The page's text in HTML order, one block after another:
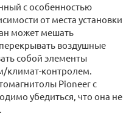
с особенностью
от места установки
может мешать
воздушные
собой элементы
климат-контролем.
Pioneer с
убедиться, что она не